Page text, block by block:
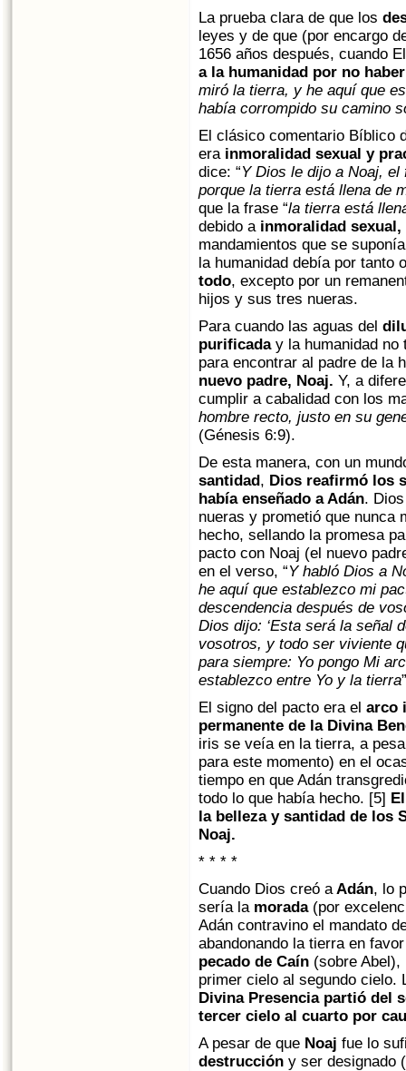
La prueba clara de que los
leyes y de que (por encargo
1656 años después, cuando
a la humanidad por no
miró la tierra, y he aquí que
había corrompido su camino
El clásico comentario Bíblico
era inmoralidad sexual y
dice: “Y Dios le dijo a Noaj,
porque la tierra está llena de
que la frase “la tierra está
debido a inmoralidad
mandamientos que se
la humanidad debía por tanto
todo, excepto por un
hijos y sus tres nueras.
Para cuando las aguas del
purificaday la humanidad no
para encontrar al padre de la
nuevo padre, Noaj. Y, a
cumplir a cabalidad con los
hombre recto, justo en su
(Génesis 6:9).
De esta manera, con un
santidad, Dios reafirmó los
había enseñado a Adán.
nueras y prometió que nunca
hecho, sellando la promesa
pacto con Noaj (el nuevo
en el verso, “Y habló Dios a
he aquí que establezco mi
descendencia después de
Dios dijo: ‘Esta será la señal
vosotros, y todo ser viviente
para siempre: Yo pongo Mi
establezco entre Yo y la tierra
El signo del pacto era el arco
permanente de la Divina
iris se veía en la tierra, a
para este momento) en el
tiempo en que Adán
todo lo que había hecho. [5]
la belleza y santidad de los
Noaj.
* * * *
Cuando Dios creó aAdán, lo
sería la morada(por
Adán contravino el mandato
abandonando la tierra en
pecado de Caín (sobre Abel),
primer cielo al segundo cielo.
Divina Presencia partió del
tercer cielo al cuarto por
A pesar de que Noaj fue lo
destrucción y ser designado